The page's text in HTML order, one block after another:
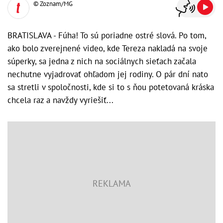
© Zoznam/MG
BRATISLAVA - Fúha! To sú poriadne ostré slová. Po tom,
ako bolo zverejnené video, kde Tereza nakladá na svoje
súperky, sa jedna z nich na sociálnych sieťach začala
nechutne vyjadrovať ohľadom jej rodiny. O pár dní nato
sa stretli v spoločnosti, kde si to s ňou potetovaná kráska
chcela raz a navždy vyriešiť...